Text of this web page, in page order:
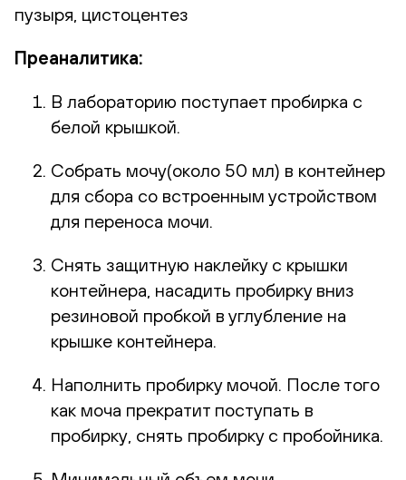
пузыря, цистоцентез
Преаналитика:
В лабораторию поступает пробирка с
белой крышкой.
Собрать мочу(около 50 мл) в контейнер
для сбора со встроенным устройством
для переноса мочи.
Снять защитную наклейку с крышки
контейнера, насадить пробирку вниз
резиновой пробкой в углубление на
крышке контейнера.
Наполнить пробирку мочой. После того
как моча прекратит поступать в
пробирку, снять пробирку с пробойника.